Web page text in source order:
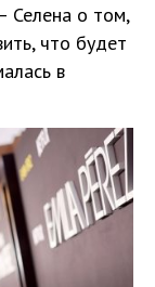
Селена о том,
что будет
в